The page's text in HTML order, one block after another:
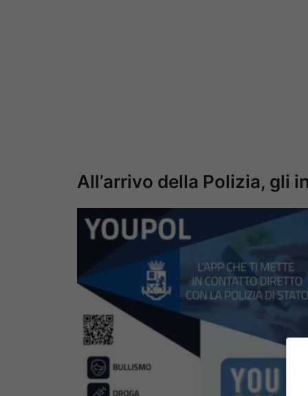
All’arrivo della Polizia, gli